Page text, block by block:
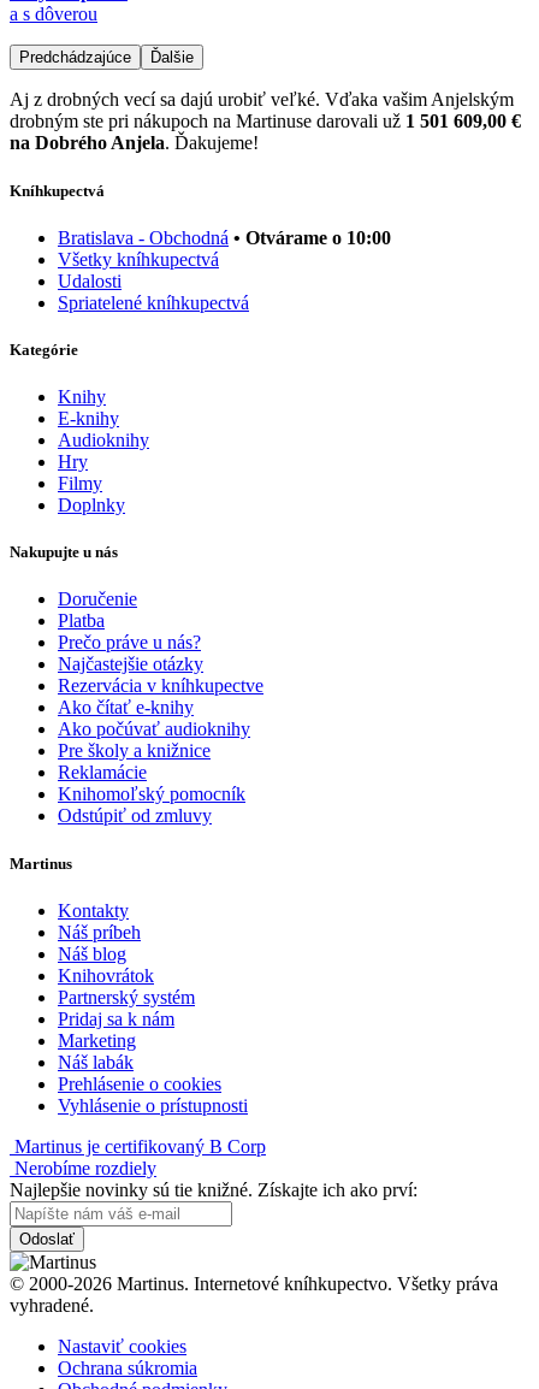
a s dôverou
Predchádzajúce Ďalšie
Aj z drobných vecí sa dajú urobiť veľké. Vďaka vašim Anjelským
drobným ste pri nákupoch na Martinuse darovali už 1 501 609,00 €
na Dobrého Anjela. Ďakujeme!
Kníhkupectvá
Bratislava - Obchodná • Otvárame o 10:00
Všetky kníhkupectvá
Udalosti
Spriatelené kníhkupectvá
Kategórie
Knihy
E-knihy
Audioknihy
Hry
Filmy
Doplnky
Nakupujte u nás
Doručenie
Platba
Prečo práve u nás?
Najčastejšie otázky
Rezervácia v kníhkupectve
Ako čítať e-knihy
Ako počúvať audioknihy
Pre školy a knižnice
Reklamácie
Knihomoľský pomocník
Odstúpiť od zmluvy
Martinus
Kontakty
Náš príbeh
Náš blog
Knihovrátok
Partnerský systém
Pridaj sa k nám
Marketing
Náš labák
Prehlásenie o cookies
Vyhlásenie o prístupnosti
Martinus je certifikovaný B Corp
Nerobíme rozdiely
Najlepšie novinky sú tie knižné. Získajte ich ako prví:
Odoslať
© 2000-2026 Martinus. Internetové kníhkupectvo. Všetky práva
vyhradené.
Nastaviť cookies
Ochrana súkromia